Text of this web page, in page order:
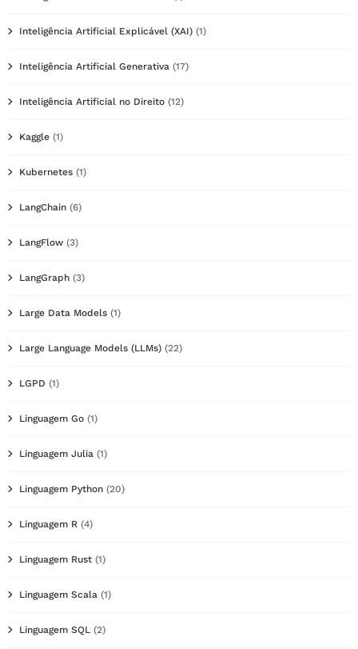
Inteligência Artificial Explicável (XAI) (1)
Inteligência Artificial Generativa (17)
Inteligência Artificial no Direito (12)
Kaggle (1)
Kubernetes (1)
LangChain (6)
LangFlow (3)
LangGraph (3)
Large Data Models (1)
Large Language Models (LLMs) (22)
LGPD (1)
Linguagem Go (1)
Linguagem Julia (1)
Linguagem Python (20)
Linguagem R (4)
Linguagem Rust (1)
Linguagem Scala (1)
Linguagem SQL (2)